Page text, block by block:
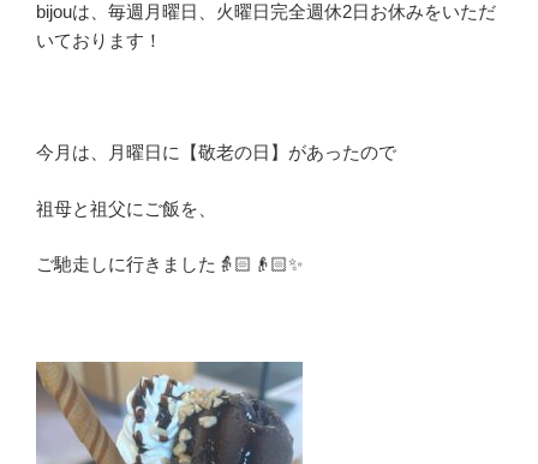
bijouは、毎週月曜日、火曜日完全週休2日お休みをいただ
いております！
今月は、月曜日に【敬老の日】があったので
祖母と祖父にご飯を、
ご馳走しに行きました👵🏻👴🏻✨